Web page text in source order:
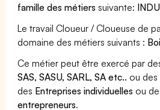
famille des métiers suivante:
Le travail Cloueur / Cloueuse de
domaine des métiers suivants :
Ce métier peut être exercé par
SAS, SASU, SARL, SA etc.. ou
des Entreprises individuelles ou
entrepreneurs.